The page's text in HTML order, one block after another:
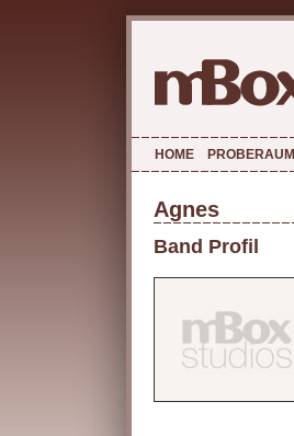
HOME PROBERAUM
Agnes
Band Profil